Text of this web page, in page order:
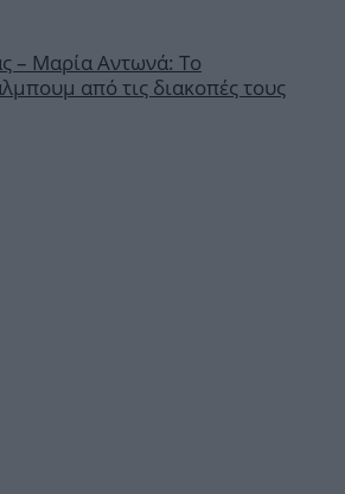
– Μαρία Αντωνά: Το
από τις διακοπές τους